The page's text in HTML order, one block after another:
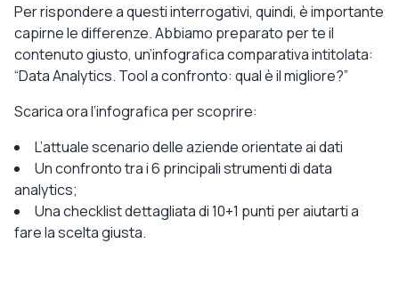
Per rispondere a questi interrogativi, quindi, è importante
capirne le differenze. Abbiamo preparato per te il
contenuto giusto, un’infografica comparativa intitolata:
“Data Analytics. Tool a confronto: qual è il migliore?”
Scarica ora l’infografica per scoprire:
L’attuale scenario delle aziende orientate ai dati
Un confronto tra i 6 principali strumenti di data
analytics;
Una checklist dettagliata di 10+1 punti per aiutarti a
fare la scelta giusta.